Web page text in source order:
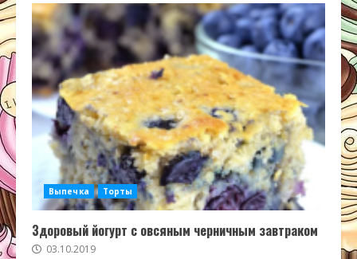
Выпечка Торты
Здоровый йогурт с овсяным черничным завтраком
03.10.2019